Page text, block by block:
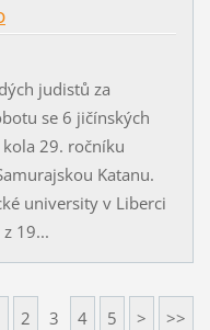
judistů za
se 6 jičínských
29. ročníku
Katanu.
university v Liberci
19...
2 3 4 5 > >>